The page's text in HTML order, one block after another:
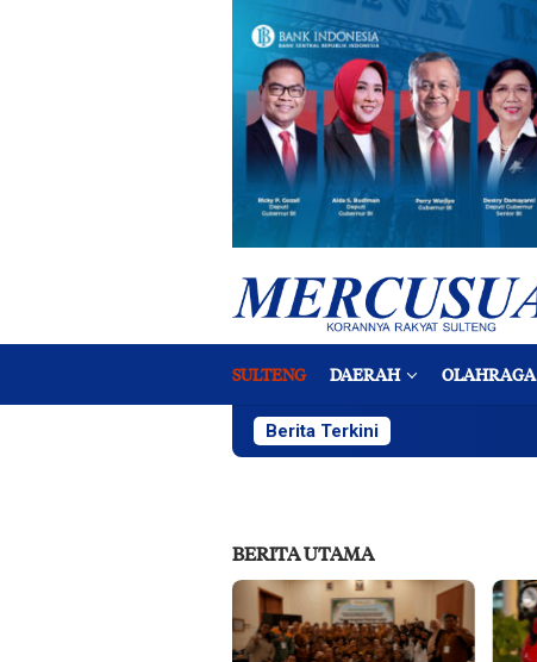
SULTENG DAERAH OLAHRAGA
Berita Terkini
BERITA UTAMA